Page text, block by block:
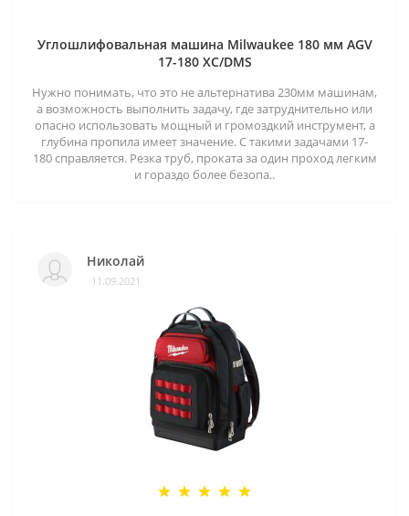
Углошлифовальная машина Milwaukee 180 мм AGV
17-180 XC/DMS
Нужно понимать, что это не альтернатива 230мм машинам,
а возможность выполнить задачу, где затруднительно или
опасно использовать мощный и громоздкий инструмент, а
глубина пропила имеет значение. С такими задачами 17-
180 справляется. Резка труб, проката за один проход легким
и гораздо более безопа..
Николай
11.09.2021